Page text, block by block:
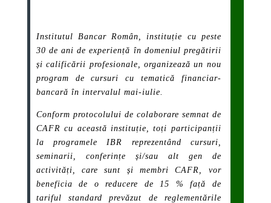
Institutul Bancar Român, instituție cu peste
30 de ani de experiență în domeniul pregătirii
și calificării profesionale, organizează un nou
program de cursuri cu tematică financiar-
bancară în intervalul mai-iulie.
Conform protocolului de colaborare semnat de
CAFR cu această instituție,toți participanții
la programele IBR reprezentând cursuri,
seminarii, conferințe și/sau alt gen de
activități, care sunt și membri CAFR, vor
beneficia de o reducere de 15 % față de
tariful standard prevăzut de reglementările